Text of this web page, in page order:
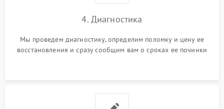
4. Диагностика
Мы проведем диагностику, определим поломку и цену ее
восстановления и сразу сообщим вам о сроках ее починки